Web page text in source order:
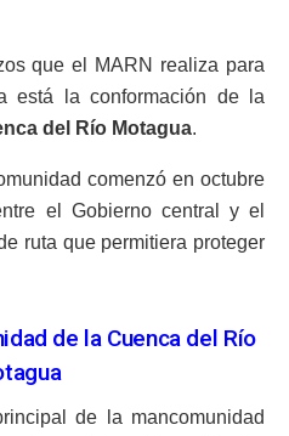
que el MARN realiza para
está la conformación de la
del Río Motagua.
comenzó en octubre
el Gobierno central y el
ruta que permitiera proteger
de la Cuenca del Río
de la mancomunidad